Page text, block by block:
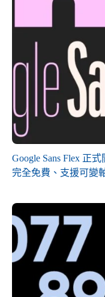
Google Sans Flex 正
完全免費、支援可變